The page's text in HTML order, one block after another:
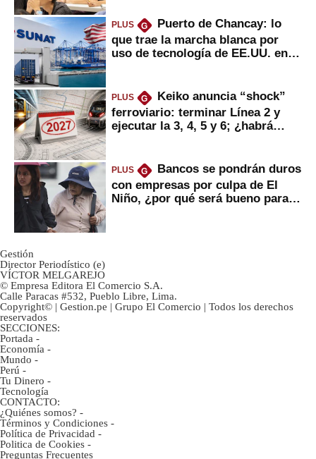
PLUS G
Puerto de Chancay: lo
que trae la marcha blanca por
uso de tecnología de EE.UU. en
PLUS G
Keiko anuncia “shock”
ferroviario: terminar Línea 2 y
ejecutar la 3, 4, 5 y 6; ¿habrá
PLUS G
Bancos se pondrán duros
con empresas por culpa de El
Niño, ¿por qué será bueno para
Gestión
Director Periodístico (e)
VÍCTOR MELGAREJO
© Empresa Editora El Comercio S.A.
Calle Paracas #532, Pueblo Libre, Lima.
Copyright© | Gestion.pe | Grupo El Comercio | Todos los derechos
reservados
SECCIONES:
Portada -
Economía -
Mundo -
Perú -
Tu Dinero -
Tecnología
CONTACTO:
¿Quiénes somos? -
Términos y Condiciones -
Política de Privacidad -
Politica de Cookies -
Preguntas Frecuentes